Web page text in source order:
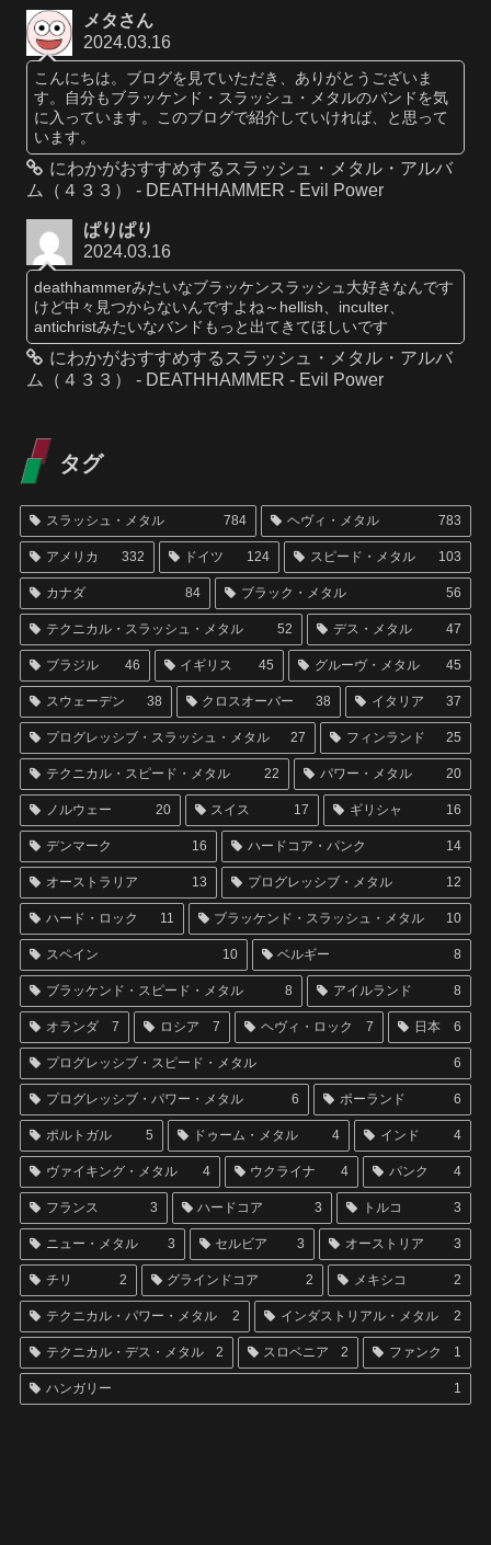
メタさん
2024.03.16
こんにちは。ブログを見ていただき、ありがとうございま
す。自分もブラッケンド・スラッシュ・メタルのバンドを気
に入っています。このブログで紹介していければ、と思って
います。
にわかがおすすめするスラッシュ・メタル・アルバ
ム（４３３） - DEATHHAMMER - Evil Power
ぱりぱり
2024.03.16
deathhammerみたいなブラッケンスラッシュ大好きなんです
けど中々見つからないんですよね～hellish、inculter、
antichristみたいなバンドもっと出てきてほしいです
にわかがおすすめするスラッシュ・メタル・アルバ
ム（４３３） - DEATHHAMMER - Evil Power
タグ
スラッシュ・メタル 784 ヘヴィ・メタル 783
アメリカ 332 ドイツ 124 スピード・メタル 103
カナダ 84 ブラック・メタル 56
テクニカル・スラッシュ・メタル 52 デス・メタル 47
ブラジル 46 イギリス 45 グルーヴ・メタル 45
スウェーデン 38 クロスオーバー 38 イタリア 37
プログレッシブ・スラッシュ・メタル 27 フィンランド 25
テクニカル・スピード・メタル 22 パワー・メタル 20
ノルウェー 20 スイス 17 ギリシャ 16
デンマーク 16 ハードコア・パンク 14
オーストラリア 13 プログレッシブ・メタル 12
ハード・ロック 11 ブラッケンド・スラッシュ・メタル 10
スペイン 10 ベルギー 8
ブラッケンド・スピード・メタル 8 アイルランド 8
オランダ 7 ロシア 7 ヘヴィ・ロック 7 日本 6
プログレッシブ・スピード・メタル 6
プログレッシブ・パワー・メタル 6 ポーランド 6
ポルトガル 5 ドゥーム・メタル 4 インド 4
ヴァイキング・メタル 4 ウクライナ 4 パンク 4
フランス 3 ハードコア 3 トルコ 3
ニュー・メタル 3 セルビア 3 オーストリア 3
チリ 2 グラインドコア 2 メキシコ 2
テクニカル・パワー・メタル 2 インダストリアル・メタル 2
テクニカル・デス・メタル 2 スロベニア 2 ファンク 1
ハンガリー 1